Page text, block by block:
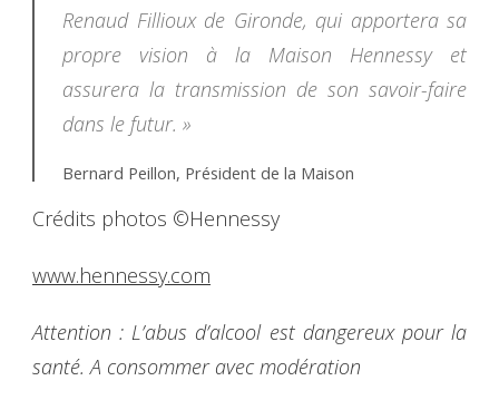
Renaud Fillioux de Gironde, qui apportera sa
propre vision à la Maison Hennessy et
assurera la transmission de son savoir-faire
dans le futur. »
Bernard Peillon, Président de la Maison
Crédits photos ©Hennessy
www.hennessy.com
Attention : L’abus d’alcool est dangereux pour la
santé. A consommer avec modération